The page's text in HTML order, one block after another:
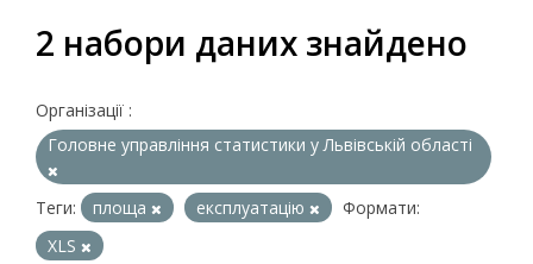
2 набори даних знайдено
Організації :
Головне управління статистики у Львівській області
Теги: площа експлуатацію
Формати:
XLS